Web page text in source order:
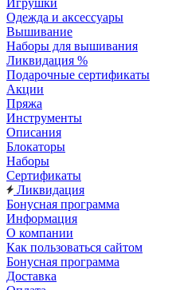
Игрушки
Одежда и аксессуары
Вышивание
Наборы для вышивания
Ликвидация %
Подарочные сертификаты
Акции
Пряжа
Инструменты
Описания
Блокаторы
Наборы
Сертификаты
Ликвидация
Бонусная программа
Информация
О компании
Как пользоваться сайтом
Бонусная программа
Доставка